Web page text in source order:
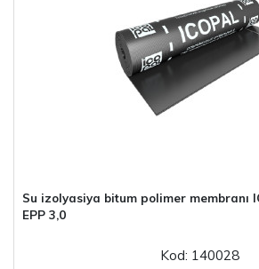
Su izolyasiya bitum polimer membranı ICOPAL Villateks N
EPP 3,0
Kod: 140028